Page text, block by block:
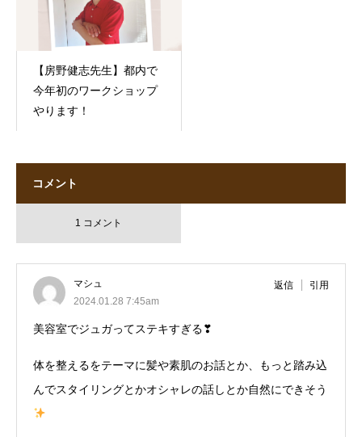
【房野健志先生】都内で
今年初のワークショップ
やります！
コメント
1 コメント
マシュ
2024.01.28 7:45am
返信 引用
美容室でジュガってステキすぎる❣
体を整えるをテーマに髪や素肌のお話とか、もっと踏み込
んでスタイリングとかオシャレの話しとか自然にできそう